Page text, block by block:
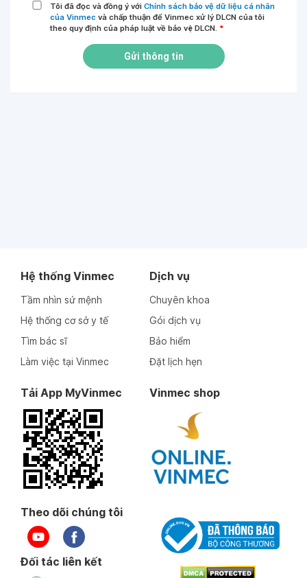
Tôi đã đọc và đồng ý với Chính sách bảo vệ dữ liệu cá nhân
của Vinmec và chấp thuận để Vinmec xử lý DLCN của tôi
theo quy định của pháp luật về bảo vệ DLCN. *
Gửi thông tin
Hệ thống Vinmec
Tầm nhìn sứ mệnh
Hệ thống cơ sở y tế
Tìm bác sĩ
Làm việc tại Vinmec
Dịch vụ
Chuyên khoa
Gói dịch vụ
Bảo hiểm
Đặt lịch hẹn
Tải App MyVinmec Vinmec shop
Theo dõi chúng tôi
Đối tác liên kết